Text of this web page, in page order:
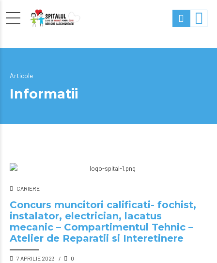
Articole
Informatii
CARIERE
Concurs muncitori calificati- fochist,
instalator, electrician, lacatus
mecanic – Compartimentul Tehnic –
Atelier de Reparatii si Interetinere
7 APRILIE 2023 0